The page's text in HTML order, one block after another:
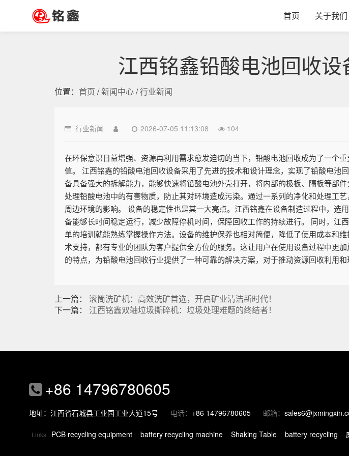
首页 关于我们
江西铭鑫铅酸电池回收
位置： 首页 /新闻中心/行业新闻
行业新闻 2026-07-05 11:13:08 104
在环保意识日益增强、资源再利用需求愈发迫切的当下，铅酸电池回收成为了一个
值。 江西铭鑫的铅酸电池回收设备采用了先进的技术和设计理念，实现了铅酸电
备具备强大的拆解能力，能够快速将铅酸电池外壳打开，将内部的极板、隔板等部
处理铅酸电池中的有害物质，防止其对环境造成污染。通过一系列的净化和处理工
周边环境的影响。 设备的稳定性也是其一大亮点。江西铭鑫在设备制造过程中，
备能够长时间稳定运行，减少故障停机时间，保障回收工作的持续进行。 同时，
单的培训就能熟练掌握操作方法。设备的维护保养也相对简便，降低了使用成本和
术支持，都有专业的团队为客户提供全方位的服务。这让用户在使用设备过程中更
的特点，为铅酸电池回收行业提供了一种可靠的解决方案，对于推动资源回收利用和
上一篇： 滚筒洗矿机：高效洗矿首选，开启矿业清洁新时代！
下一篇： 江西铭鑫双轴垃圾撕碎机：垃圾处理难题的终结者！
+86 14796780605
地址：江西省石城县工业园工业大道15号 电话： +86 14796780605 邮箱：
Links PCB recycling equipment battery recycling machine Shaking Table battery recycling